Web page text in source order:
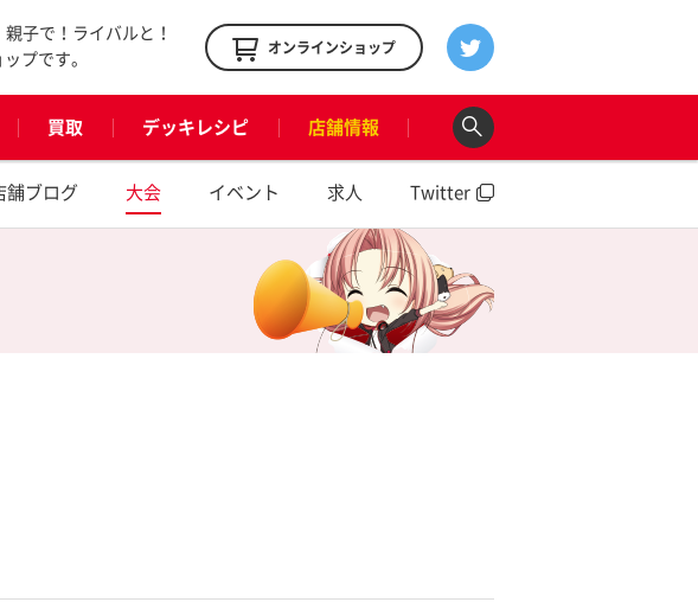
子で！ライバルと！
プです。
オンラインショップ
買取 デッキレシピ 店舗情報
舗ブログ 大会 イベント 求人 Twitter